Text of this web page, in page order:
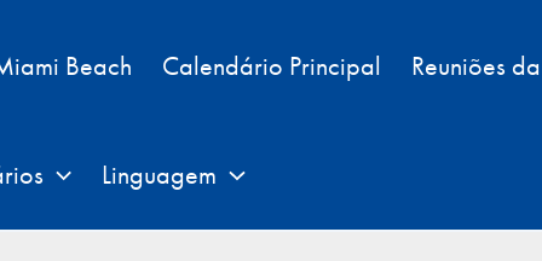
Beach Calendário Principal Reuniões
Linguagem